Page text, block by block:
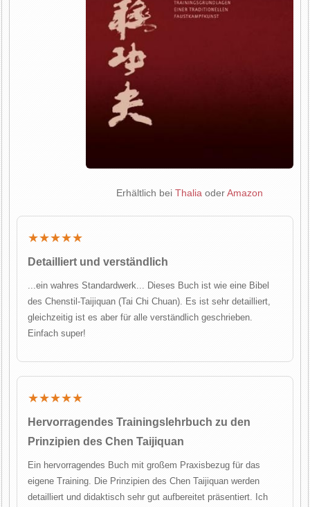
Erhältlich bei Thalia oderAmazon
★★★★★
Detailliert und verständlich
...ein wahres Standardwerk... Dieses Buch ist wie eine Bibel
des Chenstil-Taijiquan (Tai Chi Chuan). Es ist sehr detailliert,
gleichzeitig ist es aber für alle verständlich geschrieben.
Einfach super!
★★★★★
Hervorragendes Trainingslehrbuch zu den
Prinzipien des Chen Taijiquan
Ein hervorragendes Buch mit großem Praxisbezug für das
eigene Training. Die Prinzipien des Chen Taijiquan werden
detailliert und didaktisch sehr gut aufbereitet präsentiert. Ich